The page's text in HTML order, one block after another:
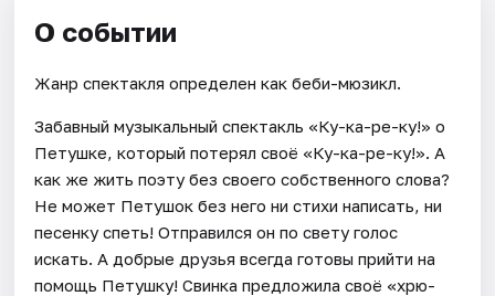
О событии
Жанр спектакля определен как беби-мюзикл.
Забавный музыкальный спектакль «Ку-ка-ре-ку!» о
Петушке, который потерял своё «Ку-ка-ре-ку!». А
как же жить поэту без своего собственного слова?
Не может Петушок без него ни стихи написать, ни
песенку спеть! Отправился он по свету голос
искать. А добрые друзья всегда готовы прийти на
помощь Петушку! Свинка предложила своё «хрю-